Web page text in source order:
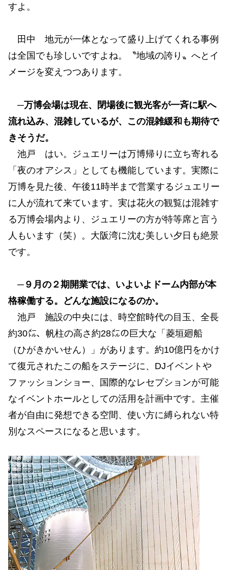
すよ。
田中 地元が一体となって盛り上げてくれる事例
は全国でも珍しいですよね。〝地域の誇り〟へとイ
メージを変えつつあります。
─万博会場は現在、閉場後に観光客が一斉に駅へ
流れ込み、混雑しているが、この混雑緩和も期待で
きそうだ。
池戸 はい。ジュエリーは万博帰りに立ち寄れる
「夜のオアシス」としても機能しています。実際に
万博を見た後、午後11時半まで営業するジュエリー
に人が流れて来ています。実は花火の観覧は混雑す
る万博会場内より、ジュエリーの方が特等席と言う
人もいます（笑）。大阪湾に沈む美しい夕日も絶景
です。
─９月の２期開業では、いよいよドーム内部が本
格稼働する。どんな施設になるのか。
池戸 施設の中央には、時空館時代の目玉、全長
約30㍍、帆柱の高さ約28㍍の巨大な「菱垣廻船
（ひがきかいせん）」があります。約10億円をかけ
て復元されたこの船をステージに、DJイベントや
ファッションショー、国際的なレセプションが可能
なイベントホールとしての活用を計画中です。主催
者が自由に発想できる空間、使い方に縛られない特
別なスペースになると思います。